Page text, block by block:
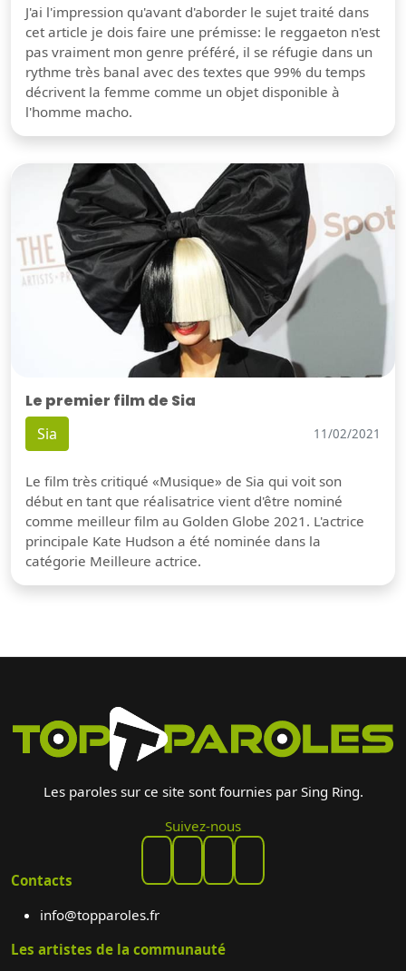
J'ai l'impression qu'avant d'aborder le sujet traité dans
cet article je dois faire une prémisse: le reggaeton n'est
pas vraiment mon genre préféré, il se réfugie dans un
rythme très banal avec des textes que 99% du temps
décrivent la femme comme un objet disponible à
l'homme macho.
Le premier film de Sia
Sia 11/02/2021
Le film très critiqué «Musique» de Sia qui voit son
début en tant que réalisatrice vient d'être nominé
comme meilleur film au Golden Globe 2021. L'actrice
principale Kate Hudson a été nominée dans la
catégorie Meilleure actrice.
Les paroles sur ce site sont fournies par Sing Ring.
Suivez-nous
Contacts
info@topparoles.fr
Les artistes de la communauté